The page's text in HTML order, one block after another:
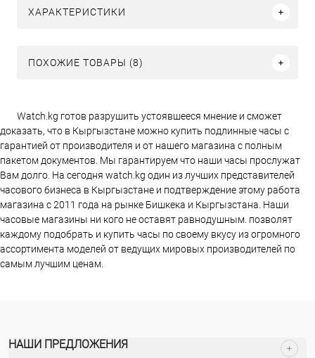
ХАРАКТЕРИСТИКИ
ПОХОЖИЕ ТОВАРЫ (8)
Watch.kg готов разрушить устоявшееся мнение и сможет
доказать, что в Кыргызстане можно купить подлинные часы с
гарантией от производителя и от нашего магазина с полным
пакетом документов. Мы гарантируем что наши часы прослужат
Вам долго. На сегодня watch.kg один из лучших представителей
часового бизнеса в Кыргызстане и подтверждение этому работа
магазина c 2011 года на рынке Бишкека и Кыргызстана. Наши
часовые магазины ни кого не оставят равнодушным. позволят
каждому подобрать и купить часы по своему вкусу из огромного
ассортимента моделей от ведущих мировых производителей по
самым лучшим ценам.
НАШИ ПРЕДЛОЖЕНИЯ